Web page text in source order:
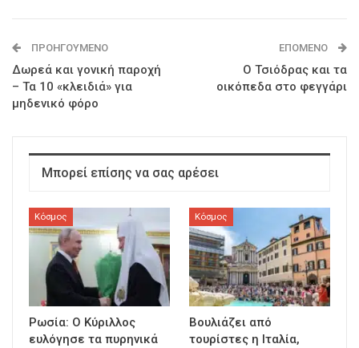
ΠΡΟΗΓΟΎΜΕΝΟ
Δωρεά και γονική παροχή
– Τα 10 «κλειδιά» για
μηδενικό φόρο
ΕΠΌΜΕΝΟ
O Τσιόδρας και τα
οικόπεδα στο φεγγάρι
Μπορεί επίσης να σας αρέσει
Κόσμος
Ρωσία: Ο Κύριλλος
ευλόγησε τα πυρηνικά
Κόσμος
Βουλιάζει από
τουρίστες η Ιταλία,